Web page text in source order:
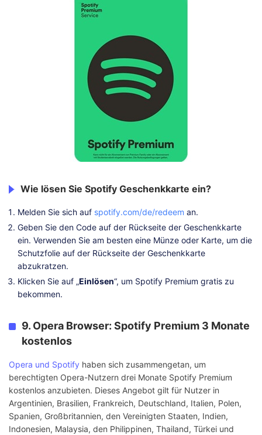
Wie lösen Sie Spotify Geschenkkarte ein?
Melden Sie sich auf spotify.com/de/redeem an.
Geben Sie den Code auf der Rückseite der Geschenkkarte
ein. Verwenden Sie am besten eine Münze oder Karte, um die
Schutzfolie auf der Rückseite der Geschenkkarte
abzukratzen.
Klicken Sie auf „Einlösen“, um Spotify Premium gratis zu
bekommen.
9. Opera Browser: Spotify Premium 3 Monate
kostenlos
Opera und Spotify haben sich zusammengetan, um
berechtigten Opera-Nutzern drei Monate Spotify Premium
kostenlos anzubieten. Dieses Angebot gilt für Nutzer in
Argentinien, Brasilien, Frankreich, Deutschland, Italien, Polen,
Spanien, Großbritannien, den Vereinigten Staaten, Indien,
Indonesien, Malaysia, den Philippinen, Thailand, Türkei und